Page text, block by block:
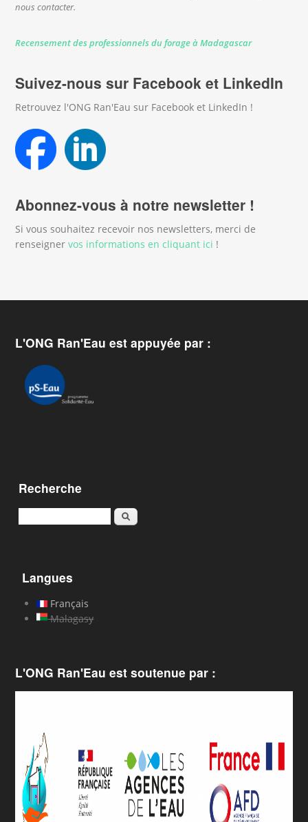
nous contacter.
Recensement des professionnels du forage à Madagascar
Suivez-nous sur Facebook et LinkedIn
Retrouvez l'ONG Ran'Eau sur Facebook et LinkedIn !
Abonnez-vous à notre newsletter !
Si vous souhaitez recevoir nos newsletters, merci de
renseignervos informations en cliquant ici !
L'ONG Ran'Eau est appuyée par :
Recherche
Rechercher
Langues
Français
Malagasy
L'ONG Ran'Eau est soutenue par :